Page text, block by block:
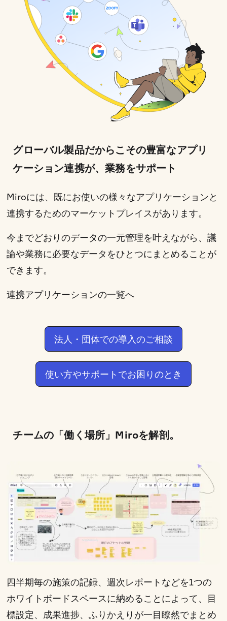
グローバル製品だからこその豊富なアプリ
ケーション連携が、業務をサポート
Miroには、既にお使いの様々なアプリケーションと
連携するためのマーケットプレイスがあります。
今までどおりのデータの一元管理を叶えながら、議
論や業務に必要なデータをひとつにまとめることが
できます。
連携アプリケーションの一覧へ
法人・団体での導入のご相談
使い方やサポートでお困りのとき
チームの「働く場所」Miroを解剖。
四半期毎の施策の記録、週次レポートなどを1つの
ホワイトボードスペースに納めることによって、目
標設定、成果進捗、ふりかえりが一目瞭然でまとめ